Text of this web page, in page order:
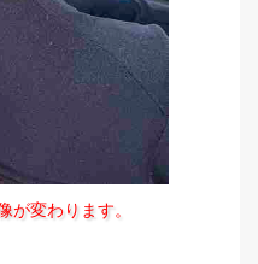
変わります。